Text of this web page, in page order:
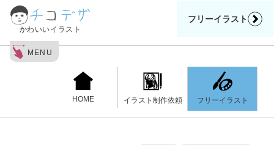
かわいいイラスト
フリーイラスト
MENU
HOME イラスト制作依頼 フリーイラスト